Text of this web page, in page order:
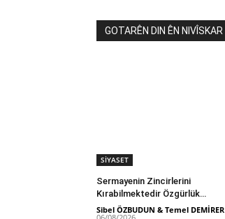
GOTARÊN DIN ÊN NIVÎSKAR
SİYASET
Sermayenin Zincirlerini
Kırabilmektedir Özgürlük…
Sibel ÖZBUDUN & Temel DEMİRER